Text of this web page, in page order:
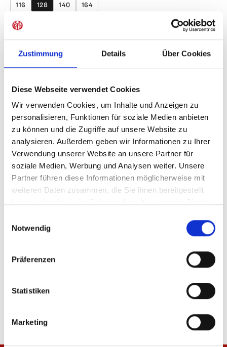
Zustimmung Details Über Cookies
Diese Webseite verwendet Cookies
Wir verwenden Cookies, um Inhalte und Anzeigen zu
personalisieren, Funktionen für soziale Medien anbieten
zu können und die Zugriffe auf unsere Website zu
analysieren. Außerdem geben wir Informationen zu Ihrer
Verwendung unserer Website an unsere Partner für
soziale Medien, Werbung und Analysen weiter. Unsere
Partner führen diese Informationen möglicherweise mit
weiteren Daten zusammen, die Sie ihnen bereitgestellt
Notwendig
Präferenzen
Statistiken
Marketing
116 128 140 164
Produkt Anzahl: Gib den gewünschten
Anzahl
Sofort verfügbar, Lieferzeit: 1-3 Tage
IN DEN WARENKORB
Produktdetails